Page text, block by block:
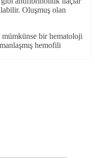
Oluşmuş olan
bir hematoloji
hemofili